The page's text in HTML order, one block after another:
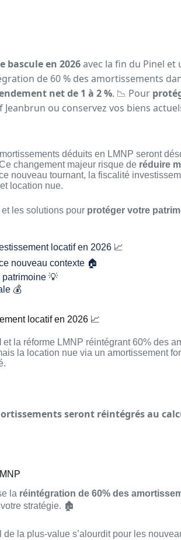
bascule en 2026avec la fin du Pinel
de 60 % des amortissements
net de 1 à 2 %. 📉 Pour
ou conservez vos biens
déduits en LMNP seront
changement majeur risque de réduire
nouveau tournant, la fiscalité
location nue.
les solutions pour protéger votre
locatif en 2026 📈
nouveau contexte 🏠
💡
💰
locatif en 2026 📈
et la réforme LMNP réintégrant 60% des
la location nue via un amortissement
seront réintégrés au
la réintégration de 60% des
votre stratégie. 🏚️
la plus-value s’alourdit pour les